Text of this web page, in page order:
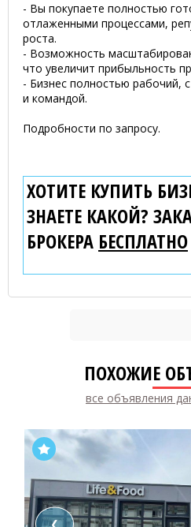
- Вы покупаете полностью
отлаженными процессами,
роста.
- Возможность
что увеличит прибыльность
- Бизнес полностью рабочий,
и командой.
Подробности по запросу.
ХОТИТЕ КУПИТЬ
ЗНАЕТЕ КАКОЙ?
БРОКЕРА БЕСПЛАТНО
ПОХОЖИЕ
все объявления
❮